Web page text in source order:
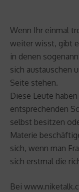
Wenn Ihr einmal
weiter wisst, gibt
in denen
sich austauschen
Seite stehen.
Diese Leute
entsprechenden
selbst besitzen
Materie
sich, wenn man
sich erstmal die
Bei